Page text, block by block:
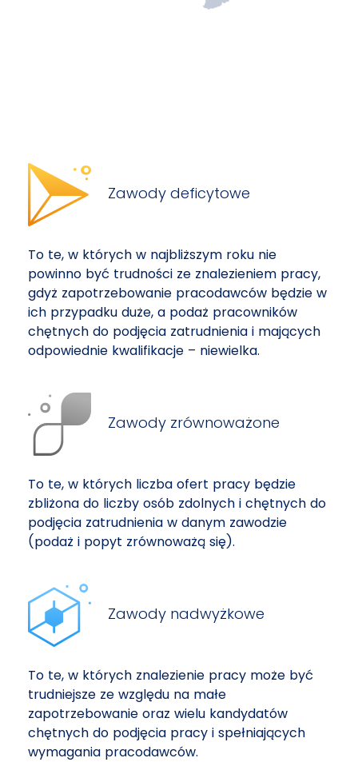
Zawody deficytowe
To te, w których w najbliższym roku nie
powinno być trudności ze znalezieniem pracy,
gdyż zapotrzebowanie pracodawców będzie w
ich przypadku duże, a podaż pracowników
chętnych do podjęcia zatrudnienia i mających
odpowiednie kwalifikacje – niewielka.
Zawody zrównoważone
To te, w których liczba ofert pracy będzie
zbliżona do liczby osób zdolnych i chętnych do
podjęcia zatrudnienia w danym zawodzie
(podaż i popyt zrównoważą się).
Zawody nadwyżkowe
To te, w których znalezienie pracy może być
trudniejsze ze względu na małe
zapotrzebowanie oraz wielu kandydatów
chętnych do podjęcia pracy i spełniających
wymagania pracodawców.